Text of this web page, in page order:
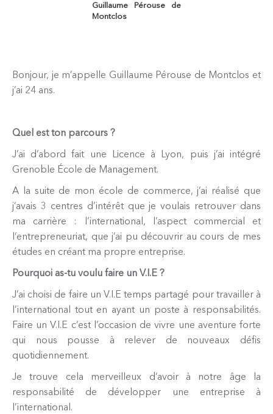
Guillaume Pérouse de
Montclos
Bonjour, je m’appelle Guillaume Pérouse de Montclos et
j’ai 24 ans.
Quel est ton parcours ?
J’ai d’abord fait une Licence à Lyon, puis j’ai intégré
Grenoble École de Management.
A la suite de mon école de commerce, j’ai réalisé que
j’avais 3 centres d’intérêt que je voulais retrouver dans
ma carrière : l’international, l’aspect commercial et
l’entrepreneuriat, que j’ai pu découvrir au cours de mes
études en créant ma propre entreprise.
Pourquoi as-tu voulu faire un V.I.E ?
J’ai choisi de faire un V.I.E temps partagé pour travailler à
l’international tout en ayant un poste à responsabilités.
Faire un V.I.E c’est l’occasion de vivre une aventure forte
qui nous pousse à relever de nouveaux défis
quotidiennement.
Je trouve cela merveilleux d’avoir à notre âge la
responsabilité de développer une entreprise à
l’international.